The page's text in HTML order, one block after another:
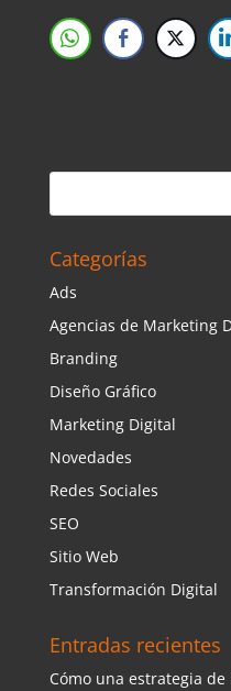
Categorías
Ads
Agencias de Marketing
Branding
Diseño Gráfico
Marketing Digital
Novedades
Redes Sociales
SEO
Sitio Web
Transformación Digital
Entradas recientes
Cómo una estrategia